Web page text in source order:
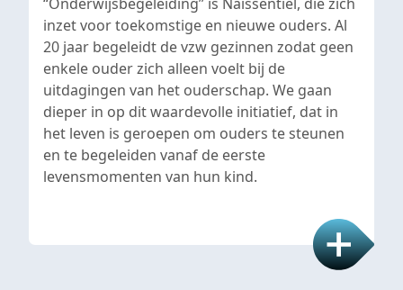
inzet voor toekomstige en nieuwe ouders. Al
20 jaar begeleidt de vzw gezinnen zodat geen
enkele ouder zich alleen voelt bij de
uitdagingen van het ouderschap. We gaan
dieper in op dit waardevolle initiatief, dat in
het leven is geroepen om ouders te steunen
en te begeleiden vanaf de eerste
levensmomenten van hun kind.